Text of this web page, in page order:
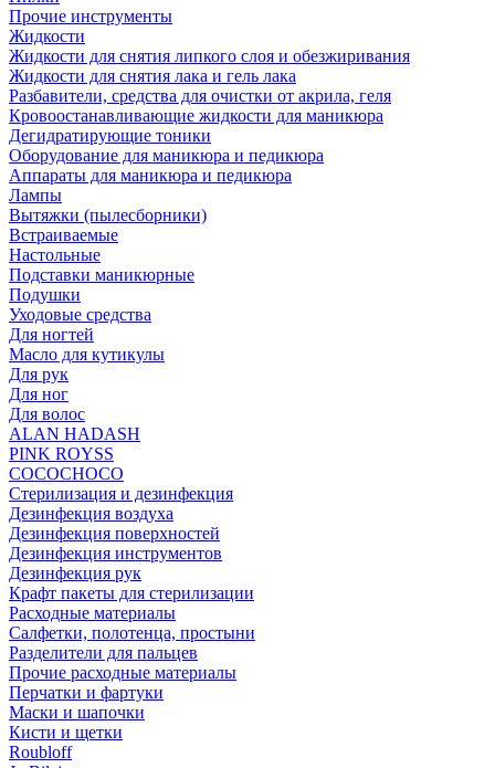
Прочие инструменты
Жидкости
Жидкости для снятия липкого слоя и обезжиривания
Жидкости для снятия лака и гель лака
Разбавители, средства для очистки от акрила, геля
Кровоостанавливающие жидкости для маникюра
Дегидратирующие тоники
Оборудование для маникюра и педикюра
Аппараты для маникюра и педикюра
Лампы
Вытяжки (пылесборники)
Встраиваемые
Настольные
Подставки маникюрные
Подушки
Уходовые средства
Для ногтей
Масло для кутикулы
Для рук
Для ног
Для волос
ALAN HADASH
PINK ROYSS
COCOCHOCO
Стерилизация и дезинфекция
Дезинфекция воздуха
Дезинфекция поверхностей
Дезинфекция инструментов
Дезинфекция рук
Крафт пакеты для стерилизации
Расходные материалы
Салфетки, полотенца, простыни
Разделители для пальцев
Прочие расходные материалы
Перчатки и фартуки
Маски и шапочки
Кисти и щетки
Roubloff